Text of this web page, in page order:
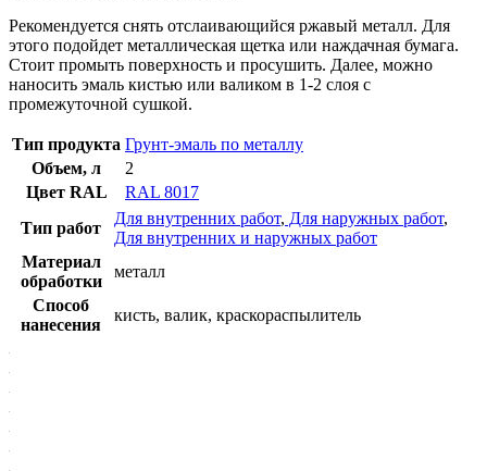
Рекомендуется снять отслаивающийся ржавый металл. Для
этого подойдет металлическая щетка или наждачная бумага.
Стоит промыть поверхность и просушить. Далее, можно
наносить эмаль кистью или валиком в 1-2 слоя с
промежуточной сушкой.
Тип продукта Грунт-эмаль по металлу
Объем, л
2
Цвет RAL
RAL 8017
Тип работ
Для внутренних работ, Для наружных работ,
Для внутренних и наружных работ
Материал
обработки
металл
Способ
нанесения
кисть, валик, краскораспылитель